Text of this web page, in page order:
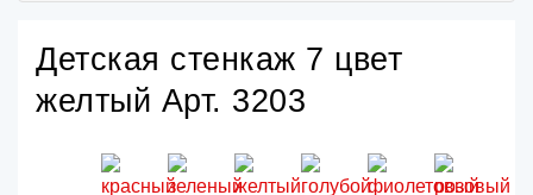
Детская стенкаж 7 цвет
желтый Арт. 3203